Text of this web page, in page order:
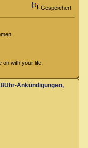
Gespeichert
on with your life.
Ankündigungen,